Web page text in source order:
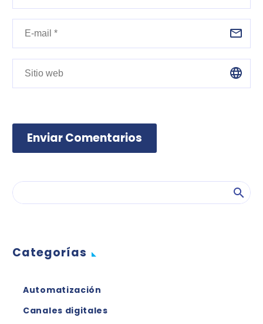
Enviar Comentarios
Categorías
Automatización
Canales digitales